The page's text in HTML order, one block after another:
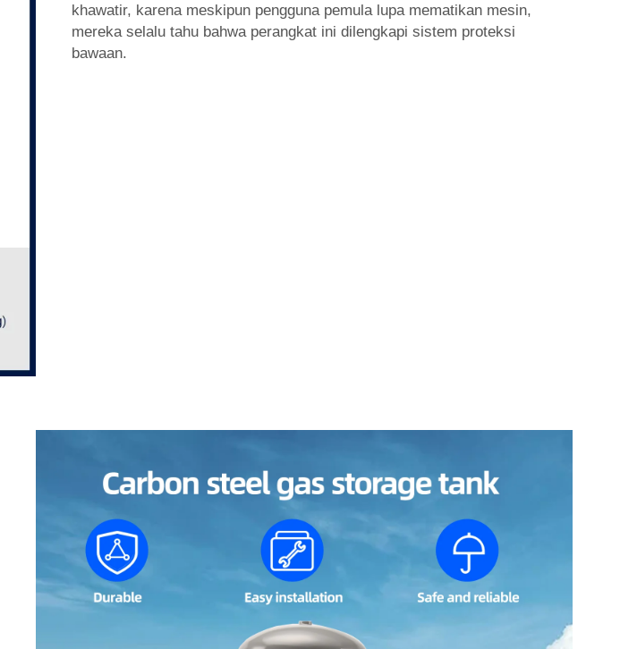
khawatir, karena meskipun pengguna pemula lupa mematikan mesin,
mereka selalu tahu bahwa perangkat ini dilengkapi sistem proteksi
bawaan.